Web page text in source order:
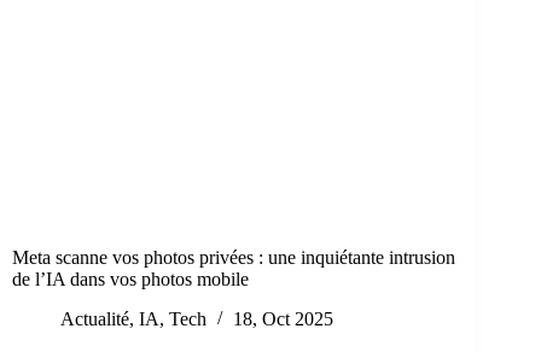
Meta scanne vos photos privées : une inquiétante intrusion
de l’IA dans vos photos mobile
Actualité, IA, Tech 18, Oct 2025